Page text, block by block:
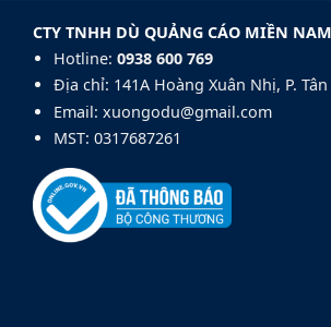
CTY TNHH DÙ QUẢNG CÁO MIỀN NAM
Hotline: 0938 600 769‬
Địa chỉ: 141A Hoàng Xuân Nhị, P. Tân
Email: xuongodu@gmail.com
MST: 0317687261